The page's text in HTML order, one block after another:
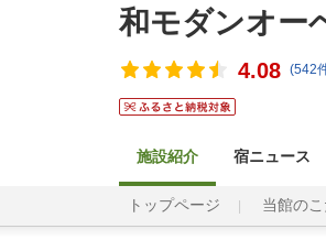
和モダンオー
4.08 (542
施設紹介 宿ニュース
トップページ 当館のこ